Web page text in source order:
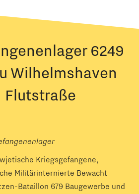
6249
Wilhelmshaven
Flutstraße
Kriegsgefangene,
Militärinternierte Bewacht
Bataillon 679 Baugewerbe und